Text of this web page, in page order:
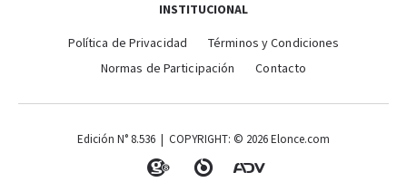
INSTITUCIONAL
Política de Privacidad
Términos y Condiciones
Normas de Participación
Contacto
Edición N° 8.536 | COPYRIGHT: © 2026 Elonce.com